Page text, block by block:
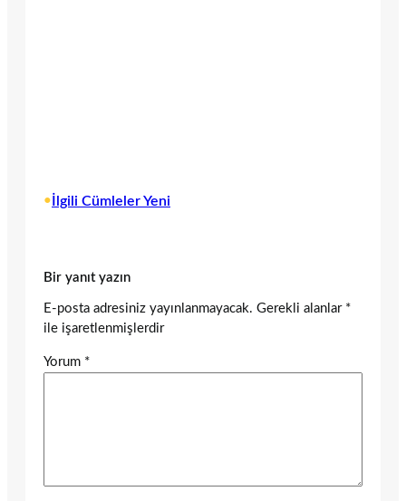
• İlgili Cümleler Yeni
Bir yanıt yazın
E-posta adresiniz yayınlanmayacak. Gerekli alanlar *
ile işaretlenmişlerdir
Yorum *